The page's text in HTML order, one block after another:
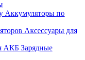
Аккумуляторы по
Аксессуары для
Зарядные